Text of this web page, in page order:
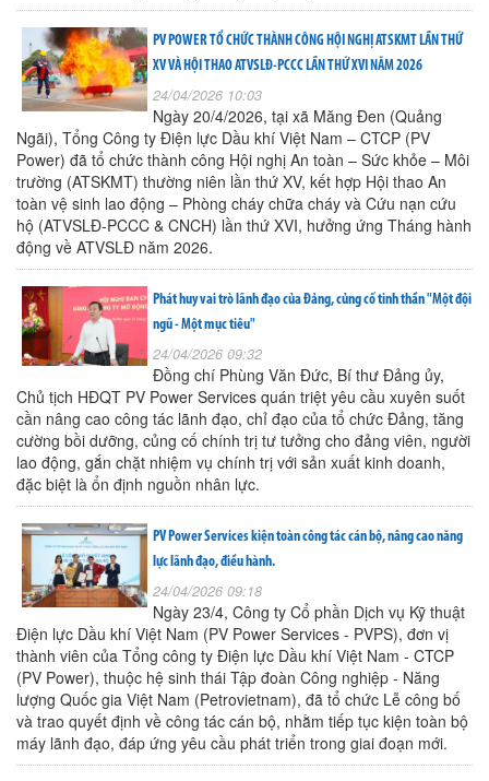
PV POWER TỔ CHỨC THÀNH CÔNG HỘI NGHỊ ATSKMT LẦN THỨ
XV VÀ HỘI THAO ATVSLĐ-PCCC LẦN THỨ XVI NĂM 2026
24/04/2026 10:03
Ngày 20/4/2026, tại xã Măng Đen (Quảng
Ngãi), Tổng Công ty Điện lực Dầu khí Việt Nam – CTCP (PV
Power) đã tổ chức thành công Hội nghị An toàn – Sức khỏe – Môi
trường (ATSKMT) thường niên lần thứ XV, kết hợp Hội thao An
toàn vệ sinh lao động – Phòng cháy chữa cháy và Cứu nạn cứu
hộ (ATVSLĐ-PCCC & CNCH) lần thứ XVI, hưởng ứng Tháng hành
động về ATVSLĐ năm 2026.
Phát huy vai trò lãnh đạo của Đảng, củng cố tinh thần "Một đội
ngũ - Một mục tiêu"
24/04/2026 09:32
Đồng chí Phùng Văn Đức, Bí thư Đảng ủy,
Chủ tịch HĐQT PV Power Services quán triệt yêu cầu xuyên suốt
cần nâng cao công tác lãnh đạo, chỉ đạo của tổ chức Đảng, tăng
cường bồi dưỡng, củng cố chính trị tư tưởng cho đảng viên, người
lao động, gắn chặt nhiệm vụ chính trị với sản xuất kinh doanh,
đặc biệt là ổn định nguồn nhân lực.
PV Power Services kiện toàn công tác cán bộ, nâng cao năng
lực lãnh đạo, điều hành.
24/04/2026 09:18
Ngày 23/4, Công ty Cổ phần Dịch vụ Kỹ thuật
Điện lực Dầu khí Việt Nam (PV Power Services - PVPS), đơn vị
thành viên của Tổng công ty Điện lực Dầu khí Việt Nam - CTCP
(PV Power), thuộc hệ sinh thái Tập đoàn Công nghiệp - Năng
lượng Quốc gia Việt Nam (Petrovietnam), đã tổ chức Lễ công bố
và trao quyết định về công tác cán bộ, nhằm tiếp tục kiện toàn bộ
máy lãnh đạo, đáp ứng yêu cầu phát triển trong giai đoạn mới.